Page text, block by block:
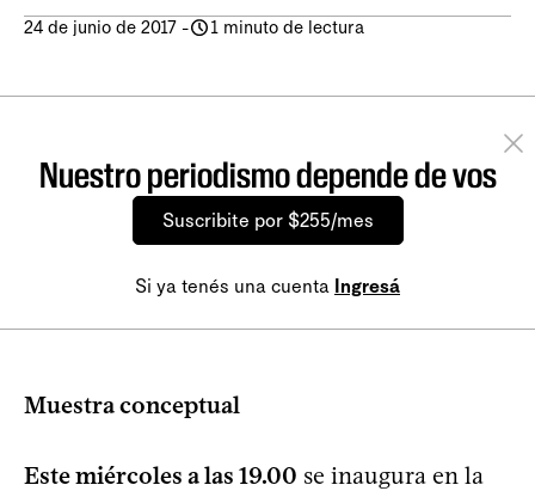
24 de junio de 2017 - 1 minuto de lectura
Nuestro periodismo depende de vos
Suscribite por $255/mes
Si ya tenés una cuenta Ingresá
Muestra conceptual
Este miércoles a las 19.00 se inaugura en la